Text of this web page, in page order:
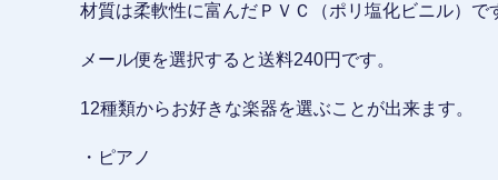
材質は柔軟性に富んだＰＶＣ（ポリ塩化ビニル）で
メール便を選択すると送料240円です。
12種類からお好きな楽器を選ぶことが出来ます。
・ピアノ